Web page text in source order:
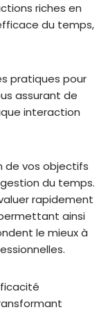
riches en
du temps,
pratiques pour
assurant de
interaction
de vos objectifs
du temps.
rapidement
ainsi
le mieux à